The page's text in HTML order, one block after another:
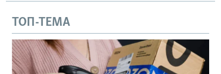
ТОП-ТЕМА